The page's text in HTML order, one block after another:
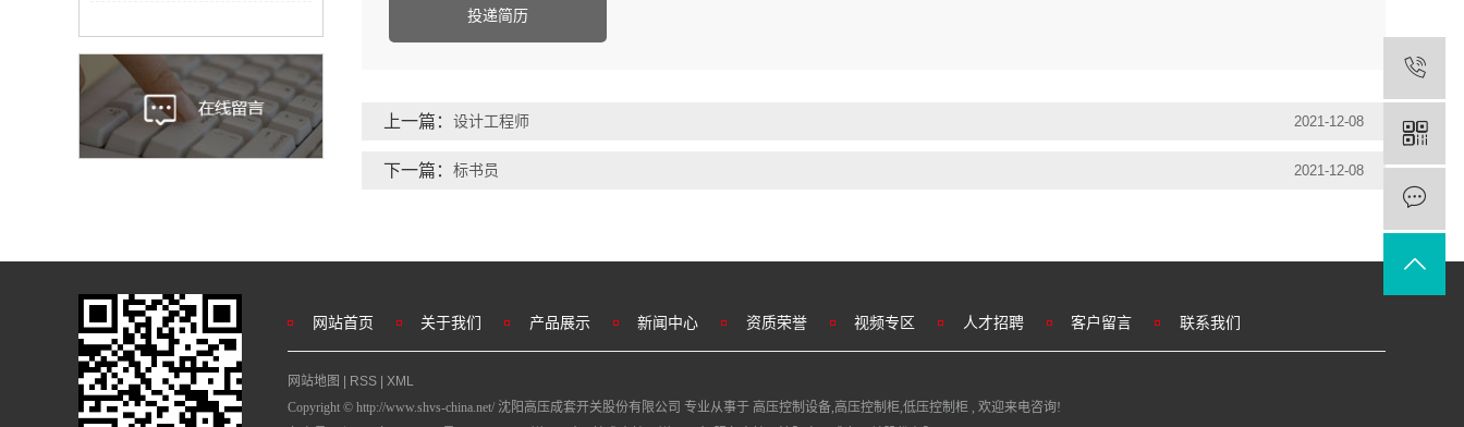
投递简历
上一篇： 设计工程师 2021-12-08
下一篇： 标书员 2021-12-08
网站首页 关于我们 产品展示 新闻中心 资质荣誉 视频专区 人才招聘 客户留言 联系我们
网站地图 | RSS | XML
Copyright © http://www.shvs-china.net/ 沈阳高压成套开关股份有限公司 专业从事于 高压控制设备 高压控制柜 低压控制柜 , 欢迎来电咨询!